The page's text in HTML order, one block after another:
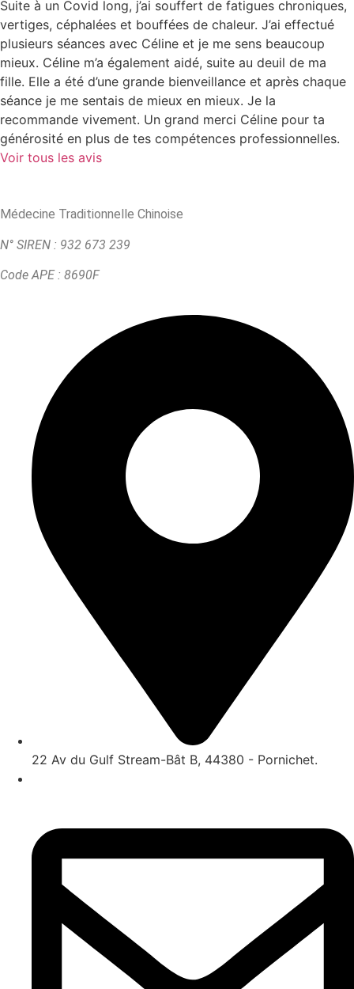
Suite à un Covid long, j’ai souffert de fatigues chroniques,
vertiges, céphalées et bouffées de chaleur. J’ai effectué
plusieurs séances avec Céline et je me sens beaucoup
mieux. Céline m’a également aidé, suite au deuil de ma
fille. Elle a été d’une grande bienveillance et après chaque
séance je me sentais de mieux en mieux. Je la
recommande vivement. Un grand merci Céline pour ta
générosité en plus de tes compétences professionnelles.
Voir tous les avis
Médecine Traditionnelle Chinoise
N° SIREN : 932 673 239
Code APE : 8690F
22 Av du Gulf Stream-Bât B, 44380 - Pornichet.